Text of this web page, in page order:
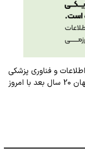
و فناوری پزشکی
هستند. این ها چیزهایی هستند که در جهان 20 سال بعد با امروز